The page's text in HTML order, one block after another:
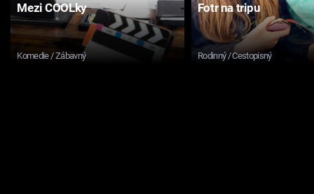
Mezi COOLky
Komedie / Zábavný
Fotr na tripu
Rodinný / Cestopisný